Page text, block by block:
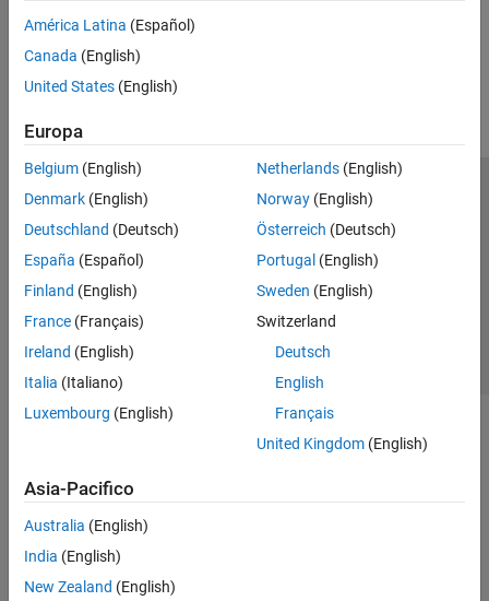
América Latina (Español)
Canada (English)
United States (English)
Europa
Belgium (English)
Denmark (English)
Deutschland (Deutsch)
España (Español)
Finland (English)
France (Français)
Ireland (English)
Italia (Italiano)
Luxembourg (English)
Netherlands(English)
Norway(English)
Österreich (Deutsch)
Portugal (English)
Sweden (English)
Switzerland
Deutsch
English
Français
United Kingdom(English)
Asia-Pacifico
Australia (English)
India (English)
New Zealand (English)
Centro di fiducia
Informativa sulla privacy
Antipirateria
Stato dell'applicazione
Contatti
© 1994-2026 The MathWorks, Inc.